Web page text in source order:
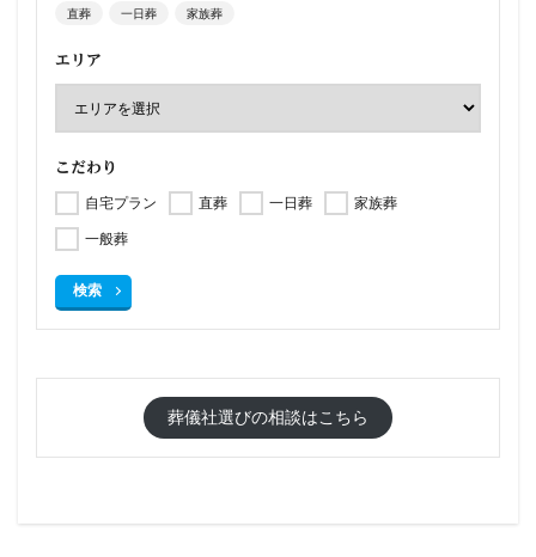
直葬 一日葬 家族葬
エリア
こだわり
自宅プラン 直葬 一日葬
家族葬
一般葬
検索
葬儀社選びの相談はこちら